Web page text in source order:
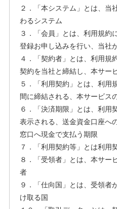
２．「本システム」とは、当
わるシステム
３．「会員」とは、利用規約
登録お申し込みを行い、当社
４．「契約者」とは、利用規
契約を当社と締結し、本サー
５．「利用契約」とは、利用
間に締結される、本サービス
６．「決済期限」とは、利用
表示される、送金資金口座へ
窓口へ現金で支払う期限
７．「利用契約等」とは利用
８．「受領者」とは、本サー
者
９．「仕向国」とは、受領者
け取る国